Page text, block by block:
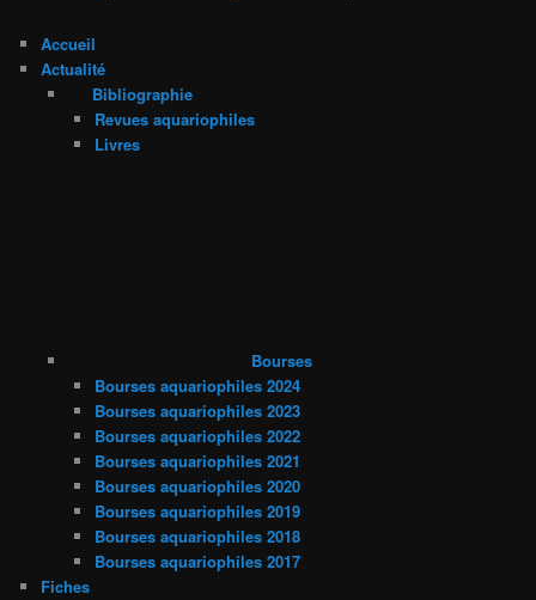
Accueil
Actualité
Bibliographie
Revues aquariophiles
Livres
Bourses
Bourses aquariophiles 2024
Bourses aquariophiles 2023
Bourses aquariophiles 2022
Bourses aquariophiles 2021
Bourses aquariophiles 2020
Bourses aquariophiles 2019
Bourses aquariophiles 2018
Bourses aquariophiles 2017
Fiches